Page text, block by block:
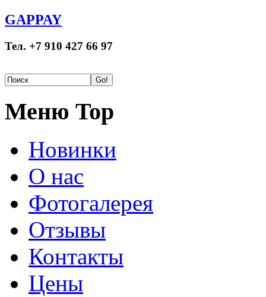
GAPPAY
Тел. +7 910 427 66 97
Меню Top
Новинки
О нас
Фотогалерея
Отзывы
Контакты
Цены